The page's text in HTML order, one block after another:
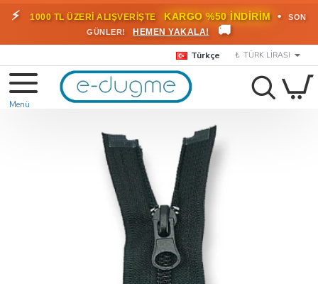
⚡ 1000 TL ÜZERİ ALIŞVERİŞTE KARGO %50 İNDİRİM •
SON
GÜNLER!
HEMEN YAKALA! 🚚
Türkçe ₺ TÜRK LIRASI